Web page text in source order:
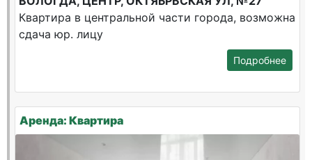
Квартира в центральной части города, возможна
сдача юр. лицу
Подробнее
Аренда: Квартира